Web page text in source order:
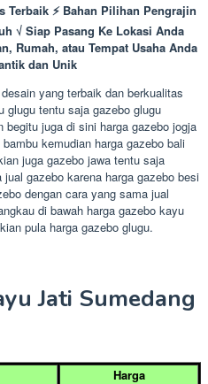
Terbaik ⚡ Bahan Pilihan Pengrajin
√ Siap Pasang Ke Lokasi Anda
Rumah, atau Tempat Usaha Anda
dan Unik
yang terbaik dan berkualitas
glugu tentu saja gazebo glugu
begitu juga di sini harga gazebo jogja
kemudian harga gazebo bali
juga gazebo jawa tentu saja
gazebo karena harga gazebo besi
dengan cara yang sama jual
di bawah harga gazebo kayu
pula harga gazebo glugu.
Jati Sumedang
Harga